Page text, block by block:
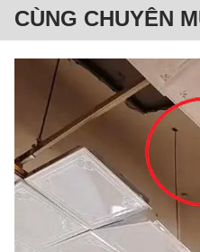
CÙNG CHUYÊN